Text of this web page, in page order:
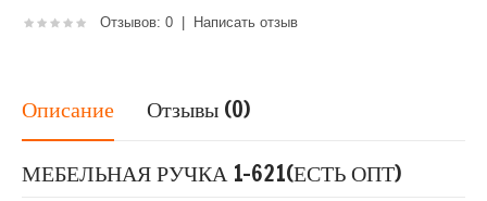
Отзывов: 0 | Написать отзыв
Описание Отзывы (0)
МЕБЕЛЬНАЯ РУЧКА 1-621(ЕСТЬ ОПТ)